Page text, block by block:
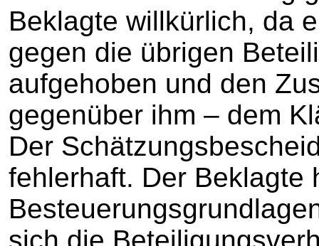
Beklagte willkürlich, da
gegen die übrigen
aufgehoben und den
gegenüber ihm – dem
Der
fehlerhaft. Der Beklagte